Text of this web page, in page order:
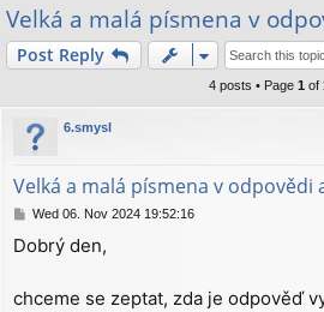
lin
ks
m
s
Velká a malá písmena v
Post Reply
4 posts • Page 1 of
6.smysl
Velká a malá písmena v odpovědi
P
s
Wed 06. Nov 2024 19:52:16
Dobrý den,
chceme se zeptat, zda je odpověď